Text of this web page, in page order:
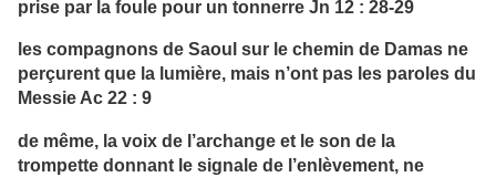
prise par la foule pour un tonnerre Jn 12 : 28-29
les compagnons de Saoul sur le chemin de Damas ne
perçurent que la lumière, mais n’ont pas les paroles du
Messie Ac 22 : 9
de même, la voix de l’archange et le son de la
trompette donnant le signale de l’enlèvement, ne